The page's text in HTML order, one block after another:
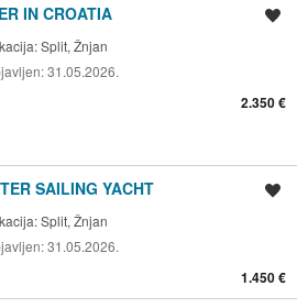
IN CROATIA
Split, Žnjan
31.05.2026.
2.350 €
SAILING YACHT
Split, Žnjan
31.05.2026.
1.450 €